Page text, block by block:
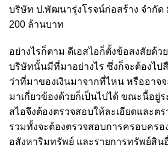
บริษัท ป.พัฒนารุ่งโรจน์ก่อสร้าง จำกัด
200 ล้านบาท
อย่างไรก็ตาม ดีเอสไอก็ตั้งข้อสงสัยด้ว
บริษัทนั้นมีที่มาอย่างไร ซึ่งก็จะต้องไป
ว่าที่มาของเงินมาจากที่ไหน หรืออาจ
มาเกี่ยวข้องด้วยก็เป็นไปได้ ขณะนี้อยู่
สไอจึงต้องตรวจสอบให้ละเอียดและต
รวมทั้งจะต้องตรวจสอบการครอบครอ
อสังหาริมทรัพย์ และรายการทรัพย์สิน